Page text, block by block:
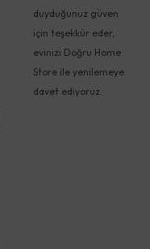
duyduğunuz güven
için teşekkür eder,
evinizi Doğru Home
Store ile yenilemeye
davet ediyoruz.